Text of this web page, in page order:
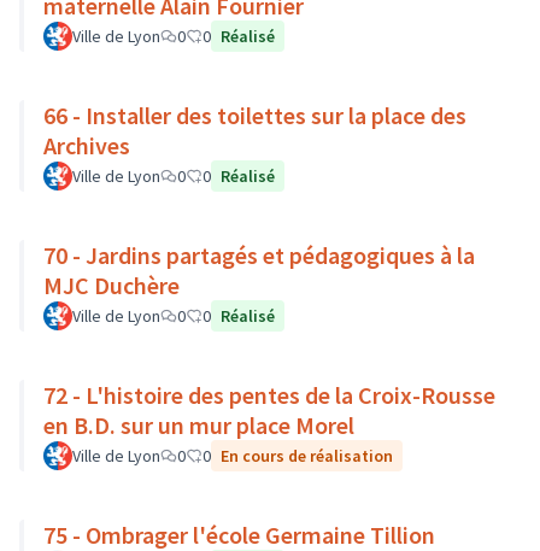
Ville de Lyon 0 0 Réalisé
66 - Installer des toilettes sur la place des
Archives
Ville de Lyon 0 0 Réalisé
70 - Jardins partagés et pédagogiques à la
MJC Duchère
Ville de Lyon 0 0 Réalisé
72 - L'histoire des pentes de la Croix-Rousse
en B.D. sur un mur place Morel
Ville de Lyon 0 0 En cours de réalisation
75 - Ombrager l'école Germaine Tillion